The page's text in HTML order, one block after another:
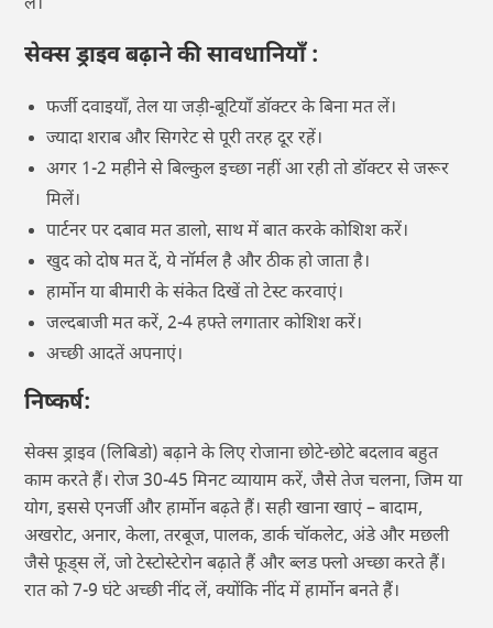
लें।
सेक्स ड्राइव बढ़ाने की सावधानियाँ :
फर्जी दवाइयाँ, तेल या जड़ी-बूटियाँ डॉक्टर के बिना मत लें।
ज्यादा शराब और सिगरेट से पूरी तरह दूर रहें।
अगर 1-2 महीने से बिल्कुल इच्छा नहीं आ रही तो डॉक्टर से जरूर
मिलें।
पार्टनर पर दबाव मत डालो, साथ में बात करके कोशिश करें।
खुद को दोष मत दें, ये नॉर्मल है और ठीक हो जाता है।
हार्मोन या बीमारी के संकेत दिखें तो टेस्ट करवाएं।
जल्दबाजी मत करें, 2-4 हफ्ते लगातार कोशिश करें।
अच्छी आदतें अपनाएं।
निष्कर्ष:
सेक्स ड्राइव (लिबिडो) बढ़ाने के लिए रोजाना छोटे-छोटे बदलाव बहुत
काम करते हैं। रोज 30-45 मिनट व्यायाम करें, जैसे तेज चलना, जिम या
योग, इससे एनर्जी और हार्मोन बढ़ते हैं। सही खाना खाएं – बादाम,
अखरोट, अनार, केला, तरबूज, पालक, डार्क चॉकलेट, अंडे और मछली
जैसे फूड्स लें, जो टेस्टोस्टेरोन बढ़ाते हैं और ब्लड फ्लो अच्छा करते हैं।
रात को 7-9 घंटे अच्छी नींद लें, क्योंकि नींद में हार्मोन बनते हैं।